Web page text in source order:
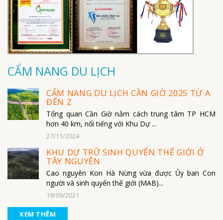
CẨM NANG DU LỊCH
CẨM NANG DU LỊCH CẦN GIỜ 2025 TỪ A
ĐẾN Z
Tổng quan Cần Giờ nằm cách trung tâm TP HCM
hơn 40 km, nổi tiếng với Khu Dự ...
27/11/2024
KHU DỰ TRỮ SINH QUYỂN THẾ GIỚI Ở
TÂY NGUYÊN
Cao nguyên Kon Hà Nừng vừa được Ủy ban Con
người và sinh quyển thế giới (MAB)...
19/09/2021
XEM THÊM